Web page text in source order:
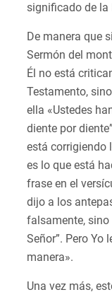
significado de la
De manera que
Sermón del
Él no está
Testamento,
ella «Ustedes
diente por
está corrigiendo
es lo que está
frase en el
dijo a los
falsamente,
Señor”. Pero Yo
manera».
Una vez más,